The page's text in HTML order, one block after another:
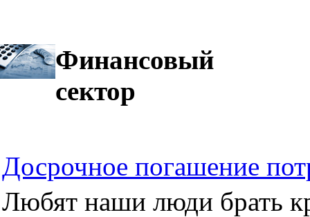
Финансовый
сектор
Досрочное погашение
Любят наши люди брать